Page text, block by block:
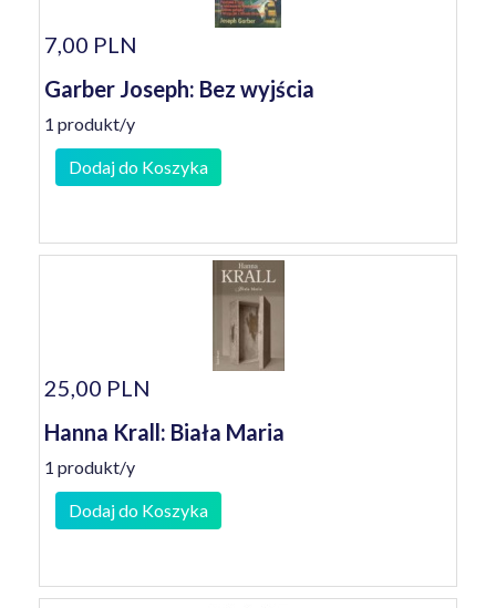
7,00 PLN
Garber Joseph: Bez wyjścia
1 produkt/y
Dodaj do Koszyka
25,00 PLN
Hanna Krall: Biała Maria
1 produkt/y
Dodaj do Koszyka